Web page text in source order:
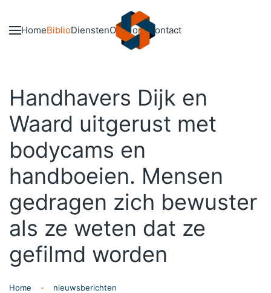
Skip to main content
HomeBiblioDienstenOver onsContact
Handhavers Dijk en
Waard uitgerust met
bodycams en
handboeien. Mensen
gedragen zich bewuster
als ze weten dat ze
gefilmd worden
Home nieuwsberichten